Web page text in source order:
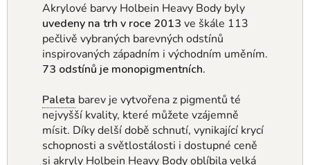
Akrylové barvy Holbein Heavy Body byly
uvedeny na trh v roce 2013 ve škále 113
pečlivě vybraných barevných odstínů
inspirovaných západním i východním uměním.
73 odstínů je monopigmentních.
Paleta barev je vytvořena z pigmentů té
nejvyšší kvality, které můžete vzájemně
mísit. Díky delší době schnutí, vynikající krycí
schopnosti a světlostálosti i dostupné ceně
si akryly Holbein Heavy Body oblíbila velká